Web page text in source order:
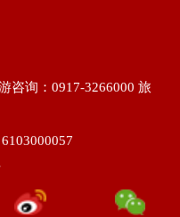
咨询：0917-3266000 旅